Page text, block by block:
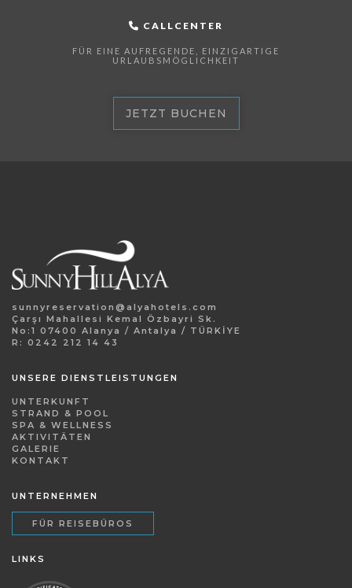
CALLCENTER
FÜR EINE AUFREGENDE, EINZIGARTIGE
URLAUBSMÖGLICHKEIT
JETZT BUCHEN
sunnyreservation@alyahotels.com
Çarşı Mahallesi Kemal Özbayri Sk.
No:1 07400 Alanya / Antalya / TÜRKİYE
R: 0242 212 14 43
UNSERE DIENSTLEISTUNGEN
UNTERKUNFT
STRAND & POOL
SPA & WELLNESS
AKTIVITÄTEN
GALERIE
KONTAKT
UNTERNEHMEN
FÜR REISEBÜROS
LINKS